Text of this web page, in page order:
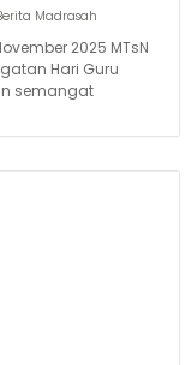
Madrasah
2025 MTsN
Hari Guru
semangat